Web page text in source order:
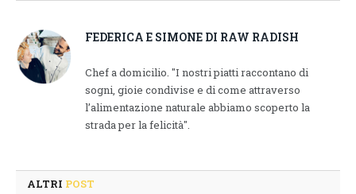
FEDERICA E SIMONE DI RAW RADISH
Chef a domicilio. "I nostri piatti raccontano di
sogni, gioie condivise e di come attraverso
l’alimentazione naturale abbiamo scoperto la
strada per la felicità".
ALTRI POST